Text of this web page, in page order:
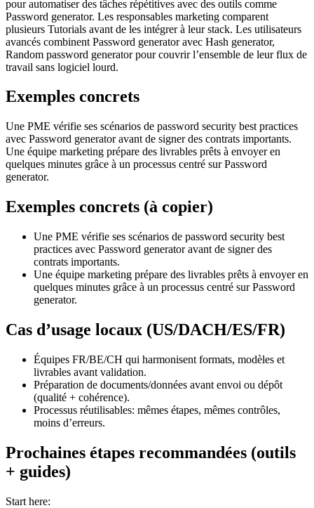
pour automatiser des tâches répétitives avec des outils comme
Password generator. Les responsables marketing comparent
plusieurs Tutorials avant de les intégrer à leur stack. Les utilisateurs
avancés combinent Password generator avec Hash generator,
Random password generator pour couvrir l’ensemble de leur flux de
travail sans logiciel lourd.
Exemples concrets
Une PME vérifie ses scénarios de password security best practices
avec Password generator avant de signer des contrats importants.
Une équipe marketing prépare des livrables prêts à envoyer en
quelques minutes grâce à un processus centré sur Password
generator.
Exemples concrets (à copier)
Une PME vérifie ses scénarios de password security best
practices avec Password generator avant de signer des
contrats importants.
Une équipe marketing prépare des livrables prêts à envoyer en
quelques minutes grâce à un processus centré sur Password
generator.
Cas d’usage locaux (US/DACH/ES/FR)
Équipes FR/BE/CH qui harmonisent formats, modèles et
livrables avant validation.
Préparation de documents/données avant envoi ou dépôt
(qualité + cohérence).
Processus réutilisables: mêmes étapes, mêmes contrôles,
moins d’erreurs.
Prochaines étapes recommandées (outils
+ guides)
Start here: